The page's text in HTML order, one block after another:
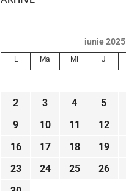
iunie 2025
L Ma Mi J
2
3 4 5
9
10 11 12
16
17 18 19
23
24 25 26